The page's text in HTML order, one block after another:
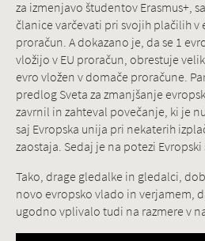
za izmenjavo študentov Erasmus+,
članice varčevati pri svojih plačilih v
proračun. A dokazano je, da se 1
vložijo v EU proračun, obrestuje
evro vložen v domače proračune.
predlog Sveta za zmanjšanje
zavrnil in zahteval povečanje, ki je
saj Evropska unija pri nekaterih
zaostaja. Sedaj je na potezi Evropski
Tako, drage gledalke in gledalci,
novo evropsko vlado in verjamem,
ugodno vplivalo tudi na razmere v